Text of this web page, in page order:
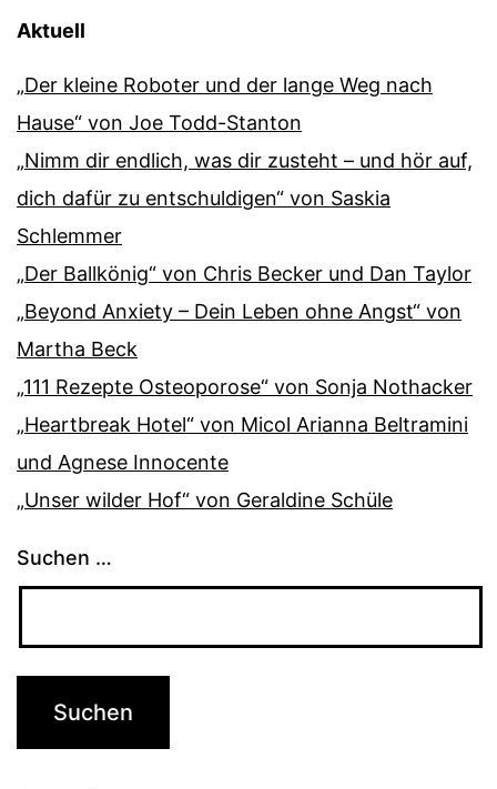
Aktuell
„Der kleine Roboter und der lange Weg nach
Hause“ von Joe Todd-Stanton
„Nimm dir endlich, was dir zusteht – und hör auf,
dich dafür zu entschuldigen“ von Saskia
Schlemmer
„Der Ballkönig“ von Chris Becker und Dan Taylor
„Beyond Anxiety – Dein Leben ohne Angst“ von
Martha Beck
„111 Rezepte Osteoporose“ von Sonja Nothacker
„Heartbreak Hotel“ von Micol Arianna Beltramini
und Agnese Innocente
„Unser wilder Hof“ von Geraldine Schüle
Suchen …